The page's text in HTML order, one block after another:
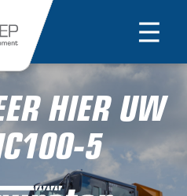
HIER UW
5